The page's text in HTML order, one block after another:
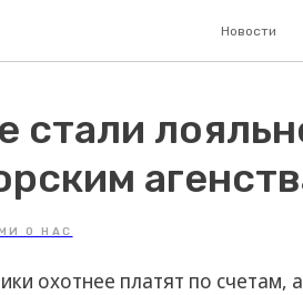
Новости
стали
О НАС
охотнее платят по счетам,